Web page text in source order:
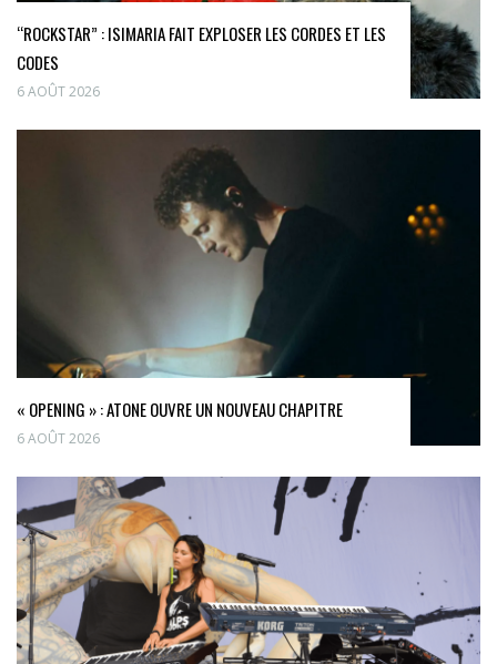
“ROCKSTAR” : ISIMARIA FAIT EXPLOSER LES CORDES ET LES
CODES
6 AOÛT 2026
« OPENING » : ATONE OUVRE UN NOUVEAU CHAPITRE
6 AOÛT 2026